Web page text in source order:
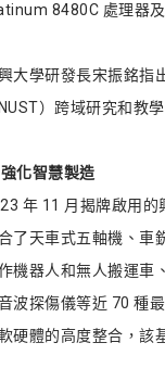
8480C 處理器
大學研發長宋振銘指
NUST）跨域研究和教
化智慧製造
年 11 月揭牌啟用的
了天車式五軸機、車
機器人和無人搬運車
波探傷儀等近 70 種
硬體的高度整合，該